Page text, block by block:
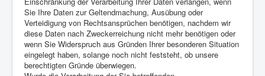
Sie Ihre Daten zur Geltendmachung, Ausübung oder
Verteidigung von Rechtsansprüchen benötigen, nachdem wir
diese Daten nach Zweckerreichung nicht mehr benötigen oder
wenn Sie Widerspruch aus Gründen Ihrer besonderen Situation
eingelegt haben, solange noch nicht feststeht, ob unsere
berechtigten Gründe überwiegen.